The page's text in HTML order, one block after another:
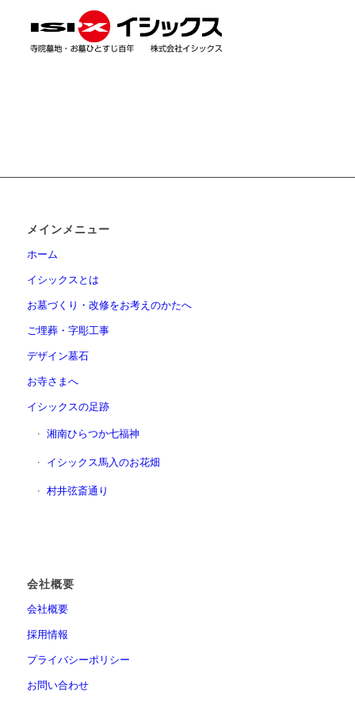
メインメニュー
ホーム
イシックスとは
お墓づくり・改修をお考えのかたへ
ご埋葬・字彫工事
デザイン墓石
お寺さまへ
イシックスの足跡
湘南ひらつか七福神
イシックス馬入のお花畑
村井弦斎通り
会社概要
会社概要
採用情報
プライバシーポリシー
お問い合わせ